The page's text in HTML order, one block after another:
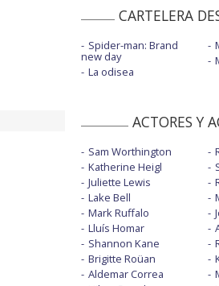
CARTELERA
Spider-man: Brand
new day
La odisea
ACTORES Y
Sam Worthington
Katherine Heigl
Juliette Lewis
Lake Bell
Mark Ruffalo
Lluís Homar
Shannon Kane
Brigitte Roüan
Aldemar Correa